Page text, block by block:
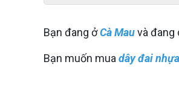
Bạn đang ởCà Mauvà đang
Bạn muốn mua dây đai